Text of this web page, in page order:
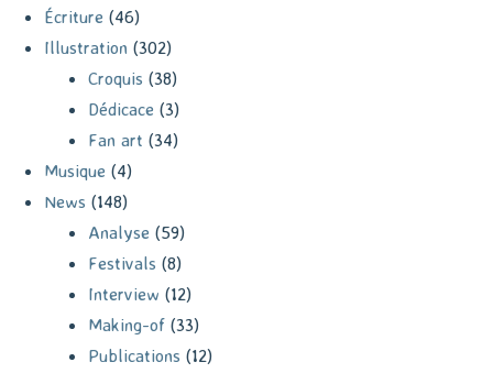
Écriture (46)
Illustration (302)
Croquis (38)
Dédicace (3)
Fan art (34)
Musique (4)
News (148)
Analyse (59)
Festivals (8)
Interview (12)
Making-of (33)
Publications (12)